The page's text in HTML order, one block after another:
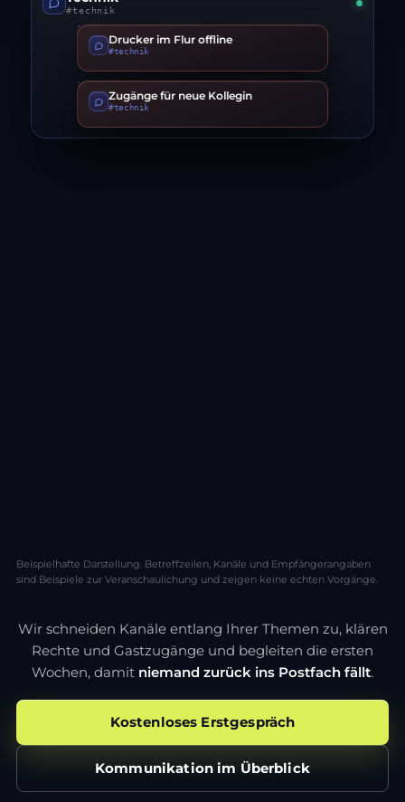
#technik
Drucker im Flur offline
#technik
Zugänge für neue Kollegin
#technik
Beispielhafte Darstellung. Betreffzeilen, Kanäle und Empfängerangaben
sind Beispiele zur Veranschaulichung und zeigen keine echten Vorgänge.
Wir schneiden Kanäle entlang Ihrer Themen zu, klären
Rechte und Gastzugänge und begleiten die ersten
Wochen, damit niemand zurück ins Postfach fällt.
Kostenloses Erstgespräch
Kommunikation im Überblick